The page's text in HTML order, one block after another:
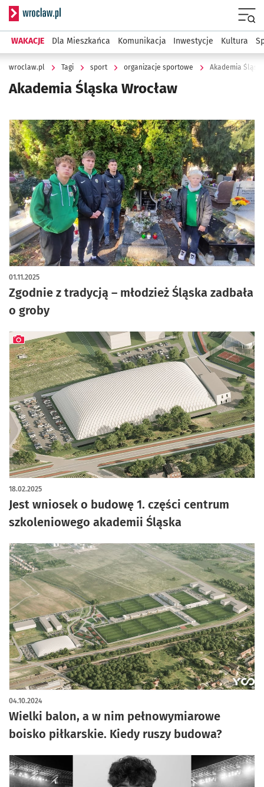
Serwis informacyjny wroclaw.pl
WAKACJE Dla Mieszkańca Komunikacja Inwestycje Kultura
wroclaw.pl Tagi sport organizacje sportowe Akademia
Akademia Śląska Wrocław
Zgodnie z tradycją – młodzież Śląska zadbała
o groby
01.11.2025
Jest wniosek o budowę 1. części centrum
szkoleniowego akademii Śląska
18.02.2025
artykuł z galerią zdjęć
Wielki balon, a w nim pełnowymiarowe
boisko piłkarskie. Kiedy ruszy budowa?
04.10.2024